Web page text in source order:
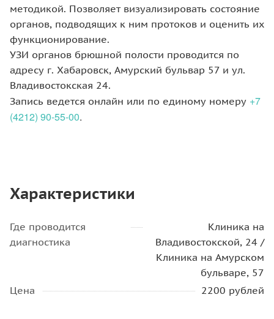
методикой. Позволяет визуализировать состояние
органов, подводящих к ним протоков и оценить их
функционирование.
УЗИ органов брюшной полости проводится по
адресу г. Хабаровск, Амурский бульвар 57 и ул.
Владивостокская 24.
Запись ведется онлайн или по единому номеру +7
(4212) 90-55-00.
Характеристики
Где проводится
диагностика
Клиника на
Владивостокской, 24 /
Клиника на Амурском
бульваре, 57
Цена
2200 рублей